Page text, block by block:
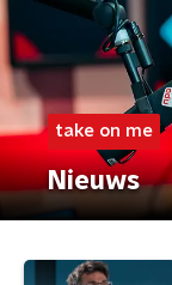
take on me
Nieuws